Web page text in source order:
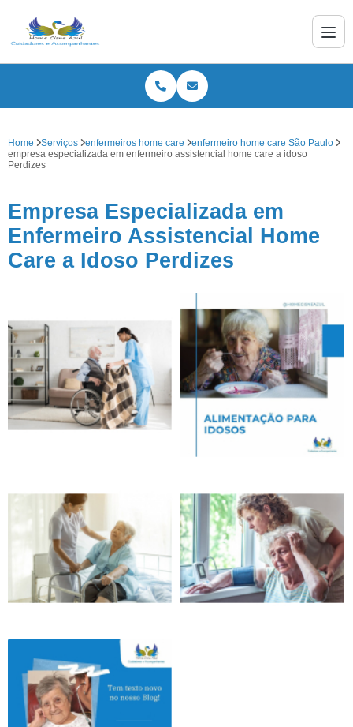
Home Serviços enfermeiros home care
enfermeiro home care São Paulo
empresa especializada em enfermeiro assistencial home care a idoso
Perdizes
Empresa Especializada em
Enfermeiro Assistencial Home
Care a Idoso Perdizes